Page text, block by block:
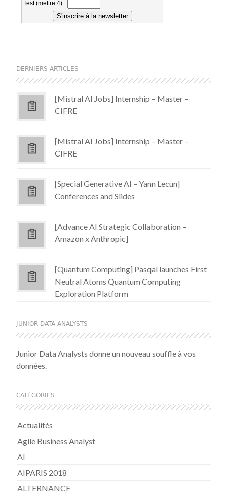
DERNIERS ARTICLES
[Mistral AI Jobs] Internship – Master –
CIFRE
[Mistral AI Jobs] Internship – Master –
CIFRE
[Special Generative AI – Yann Lecun]
Conferences and Slides
[Advance AI Strategic Collaboration –
Amazon x Anthropic]
[Quantum Computing] Pasqal launches First
Neutral Atoms Quantum Computing
Exploration Platform
JUNIOR DATA ANALYSTS
Junior Data Analysts donne un nouveau souffle à vos
données.
CATÉGORIES
Actualités
Agile Business Analyst
AI
AIPARIS 2018
ALTERNANCE